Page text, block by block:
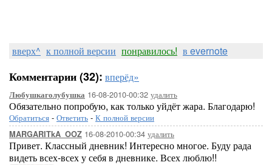
вверх^ к полной версии понравилось! в evernote
Комментарии (32): вперёд»
Любушкаголубушка 16-08-2010-00:32 удалить
Обязательно попробую, как только уйдёт жара. Благодарю!
Обратиться - Ответить - К полной версии
MARGARITkA_OOZ 16-08-2010-00:34 удалить
Привет. Классный дневник! Интересно многое. Буду рада
видеть всех-всех у себя в дневнике. Всех люблю!!